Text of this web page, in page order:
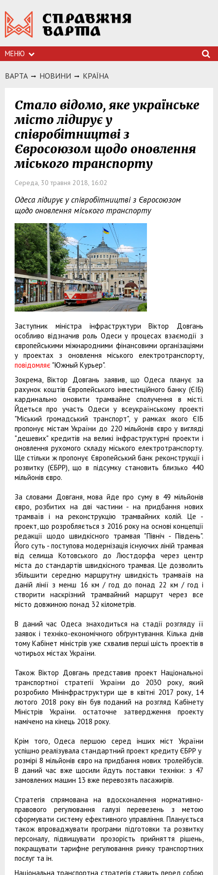
МЕНЮ
ВАРТА НОВИНИ КРАЇНА
Стало відомо, яке українське
місто лідирує у
співробітництві з
Євросоюзом щодо оновлення
міського транспорту
Середа, 30 травня 2018, 16:02
Одеса лідирує у співробітництві з Євросоюзом
щодо оновлення міського транспорту
Заступник міністра інфраструктури Віктор Довгань
особливо відзначив роль Одеси у процесах взаємодії з
європейськими міжнародними фінансовими організаціями
у проектах з оновлення міського електротранспорту,
повідомляє "Южный Курьер".
Зокрема, Віктор Довгань заявив, що Одеса планує за
рахунок коштів Європейського інвестиційного банку (ЄІБ)
кардинально оновити трамвайне сполучення в місті.
Йдеться про участь Одеси у всеукраїнському проекті
"Міський громадський транспорт", у рамках якого ЄІБ
пропонує містам України до 220 мільйонів євро у вигляді
"дешевих" кредитів на великі інфраструктурні проекти і
оновлення рухомого складу міського електротранспорту.
Ще стільки ж пропонує Європейський банк реконструкції і
розвитку (ЄБРР), що в підсумку становить близько 440
мільйонів євро.
За словами Довганя, мова йде про суму в 49 мільйонів
євро, розбитих на дві частини - на придбання нових
трамваїв і на реконструкцію трамвайних колій. Це -
проект, що розробляється з 2016 року на основі концепції
редакції щодо швидкісного трамвая "Північ - Південь".
Його суть - поступова модернізація існуючих ліній трамвая
від селища Котовського до Люстдорфа через центр
міста до стандартів швидкісного трамвая. Це дозволить
збільшити середню маршрутну швидкість трамваїв на
даній лінії з менш 16 км / год до понад 22 км / год і
створити наскрізний трамвайний маршрут через все
місто довжиною понад 32 кілометрів.
В даний час Одеса знаходиться на стадії розгляду її
заявок і техніко-економічного обґрунтування. Кілька днів
тому Кабінет міністрів уже схвалив перші шість проектів в
чотирьох містах України.
Також Віктор Довгань представив проект Національної
транспортної стратегії України до 2030 року, який
розробило Мінінфраструктури ще в квітні 2017 року, 14
лютого 2018 року він був поданий на розгляд Кабінету
Міністрів України. остаточне затвердження проекту
намічено на кінець 2018 року.
Крім того, Одеса першою серед інших міст України
успішно реалізувала стандартний проект кредиту ЄБРР у ​​
розмірі 8 мільйонів євро на придбання нових тролейбусів.
В даний час вже щосили йдуть поставки техніки: з 47
замовлених машин 13 вже перевозять пасажирів.
Стратегія спрямована на вдосконалення нормативно-
правового регулювання галузі перевезень з метою
сформувати систему ефективного управління. Планується
також впроваджувати програми підготовки та розвитку
персоналу, підвищувати прозорість прийняття рішень,
покращувати тарифне регулювання ринку транспортних
послуг та ін.
Національна транспортна стратегія ставить перед собою